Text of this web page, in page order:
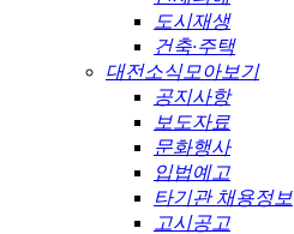
도시재생
건축·주택
대전소식모아보기
공지사항
보도자료
문화행사
입법예고
타기관 채용정보
고시공고